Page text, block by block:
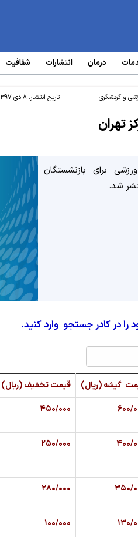
درمان انتشارات شفافیت
و گردشگری تاریخ انتشار: ۸ دی ۱۳۹۷ - ۱۲:۴۶
تهران
برای بازنشستگان
شد.
در کادر جستجو وارد کنید.
گیشه (ریال) قیمت تخفیف (ریال)
۰۰۰ ۴۵۰/۰۰۰
۰۰۰ ۲۵۰/۰۰۰
۰۰۰ ۲۸۰/۰۰۰
۰۰۰ ۱۰۰/۰۰۰